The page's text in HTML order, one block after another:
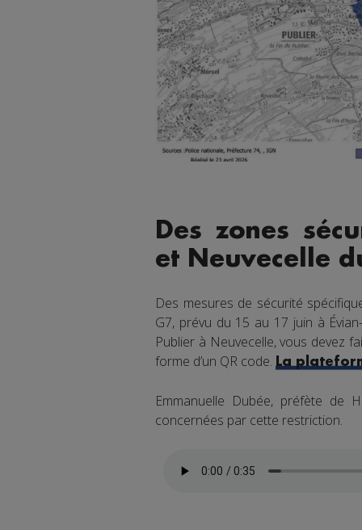
Des zones
et Neuvecelle
Des mesures de sécurité
G7, prévu du 15 au 17 juin à
Publier à Neuvecelle, vous devez
forme d’un QR code. La
Emmanuelle Dubée, préfète de
concernées par cette restriction.